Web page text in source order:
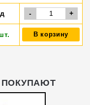
- +
В корзину